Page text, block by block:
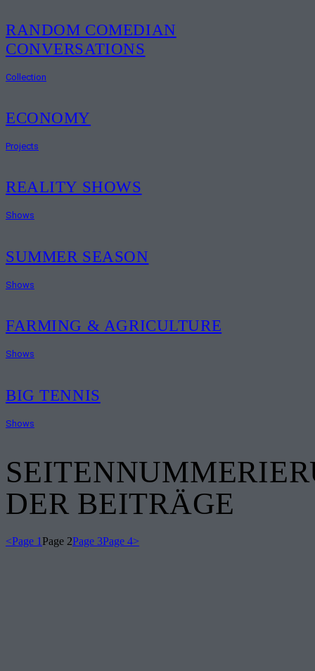
RANDOM COMEDIAN
CONVERSATIONS
Collection
ECONOMY
Projects
REALITY SHOWS
Shows
SUMMER SEASON
Shows
FARMING & AGRICULTURE
Shows
BIG TENNIS
Shows
DER BEITRÄGE
<Page 1Page 2Page 3Page 4>